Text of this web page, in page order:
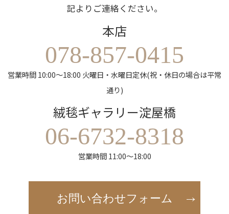
記よりご連絡ください。
本店
078-857-0415
営業時間 10:00～18:00 火曜日・水曜日定休(祝・休日の場合は平常
通り)
絨毯ギャラリー淀屋橋
06-6732-8318
営業時間 11:00～18:00
お問い合わせフォーム